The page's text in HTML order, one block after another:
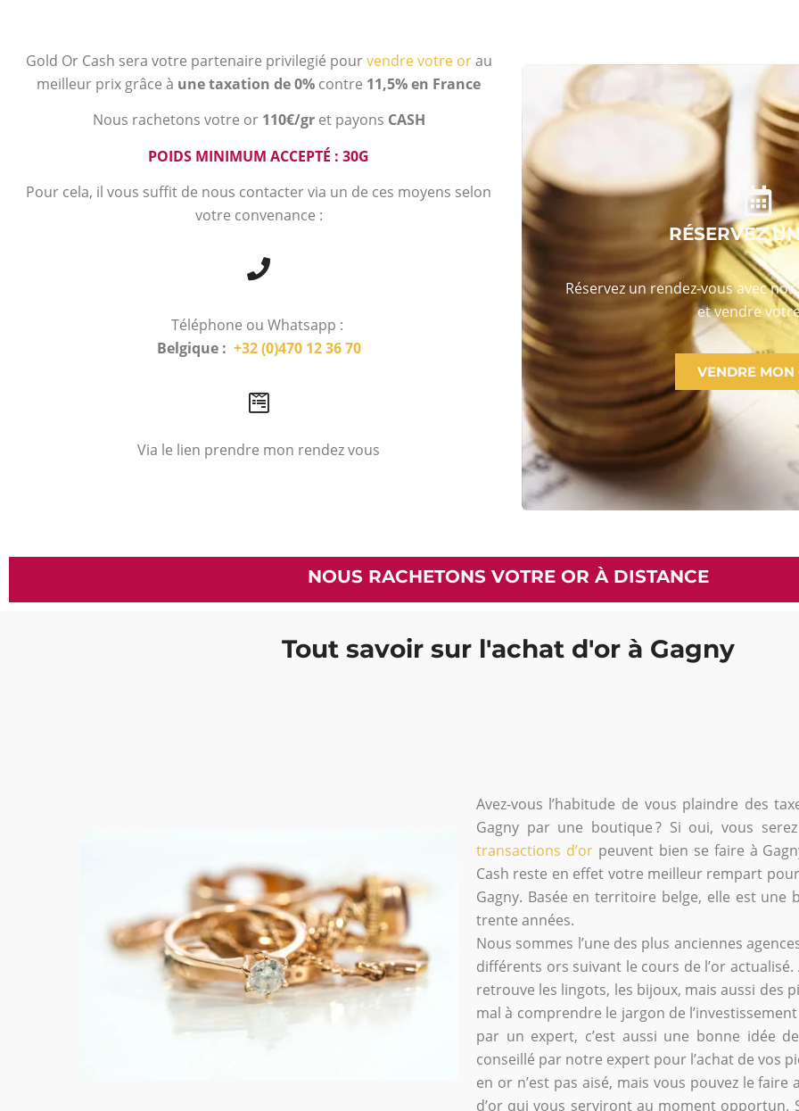
Gold Or Cash sera votre partenaire privilegié pourvendre votre orau
meilleur prix grâce à une taxation de 0% contre 11,5% en France
Nous rachetons votre or 110€/gr et payons CASH
POIDS MINIMUM ACCEPTÉ : 30G
Pour cela, il vous suffit de nous contacter via un de ces moyens selon
votre convenance :
Téléphone ou Whatsapp :
Belgique : +32 (0)470 12 36 70
Via le lien prendre mon rendez vous
RÉSERVEZ
Réservez un rendez-vous avec
et vendre
VENDRE MON
NOUS RACHETONS VOTRE OR À DISTANCE
Tout savoir sur l'achat d'or à Gagny
Avez-vous l’habitude de vous plaindre des
Gagny par une boutique ? Si oui, vous
transactions d’orpeuvent bien se faire à
Cash reste en effet votre meilleur rempart
Gagny. Basée en territoire belge, elle est une
trente années.
Nous sommes l’une des plus anciennes
différents ors suivant le cours de l’or
retrouve les lingots, les bijoux, mais aussi des
mal à comprendre le jargon de
par un expert, c’est aussi une bonne idée
conseillé par notre expert pour l’achat de vos
en or n’est pas aisé, mais vous pouvez le
d’or qui vous serviront au moment opportun.